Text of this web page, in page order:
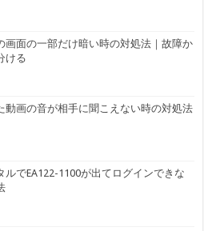
画面の一部だけ暗い時の対処法｜故障か
ける
動画の音が相手に聞こえない時の対処法
ルでEA122-1100が出てログインできな